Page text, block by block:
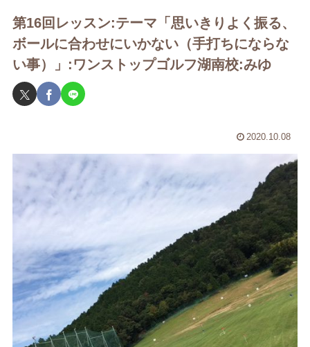
第16回レッスン:テーマ「思いきりよく振る、
ボールに合わせにいかない（手打ちにならな
い事）」:ワンストップゴルフ湖南校:みゆ
2020.10.08